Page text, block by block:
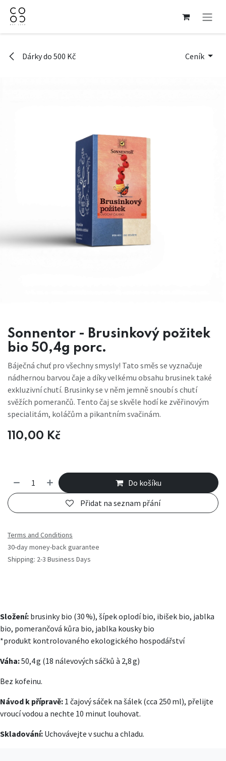
Přejít na obsah
Dárky do 500 Kč Ceník
Sonnentor - Brusinkový požitek
bio 50,4g porc.
Báječná chuť pro všechny smysly! Tato směs se vyznačuje
nádhernou barvou čaje a díky velkému obsahu brusinek také
exkluzivní chutí. Brusinky se v něm jemně snoubí s chutí
svěžích pomerančů. Tento čaj se skvěle hodí ke zvěřinovým
specialitám, koláčům a pikantním svačinám.
110,00 Kč
Do košíku
Přidat na seznam přání
Terms and Conditions
30-day money-back guarantee
Shipping: 2-3 Business Days
Složení: brusinky bio (30 %), šípek oplodí bio, ibišek bio, jablka
bio, pomerančová kůra bio, jablka kousky bio
*produkt kontrolovaného ekologického hospodářství
Váha:50,4 g (18 nálevových sáčků à 2,8 g)
Bez kofeinu.
Návod k přípravě: 1 čajový sáček na šálek (cca 250 ml), přelijte
vroucí vodou a nechte 10 minut louhovat.
Skladování: Uchovávejte v suchu a chladu.